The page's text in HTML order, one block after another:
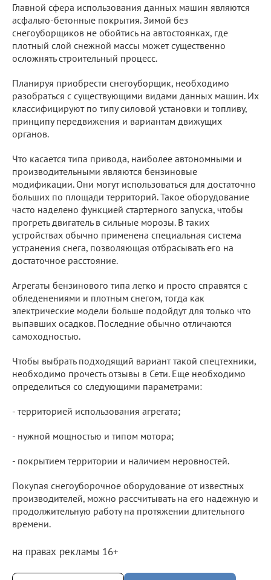
Главной сфера использования данных машин являются
асфальто-бетонные покрытия. Зимой без
снегоуборщиков не обойтись на автостоянках, где
плотный слой снежной массы может существенно
осложнять строительный процесс.
Планируя приобрести снегоуборщик, необходимо
разобраться с существующими видами данных машин. Их
классифицируют по типу силовой установки и топливу,
принципу передвижения и вариантам движущих
органов.
Что касается типа привода, наиболее автономными и
производительными являются бензиновые
модификации. Они могут использоваться для достаточно
больших по площади территорий. Такое оборудование
часто наделено функцией стартерного запуска, чтобы
прогреть двигатель в сильные морозы. В таких
устройствах обычно применена специальная система
устранения снега, позволяющая отбрасывать его на
достаточное расстояние.
Агрегаты бензинового типа легко и просто справятся с
обледенениями и плотным снегом, тогда как
электрические модели больше подойдут для только что
выпавших осадков. Последние обычно отличаются
самоходностью.
Чтобы выбрать подходящий вариант такой спецтехники,
необходимо прочесть отзывы в Сети. Еще необходимо
определиться со следующими параметрами:
- территорией использования агрегата;
- нужной мощностью и типом мотора;
- покрытием территории и наличием неровностей.
Покупая снегоуборочное оборудование от известных
производителей, можно рассчитывать на его надежную и
продолжительную работу на протяжении длительного
времени.
на правах рекламы 16+